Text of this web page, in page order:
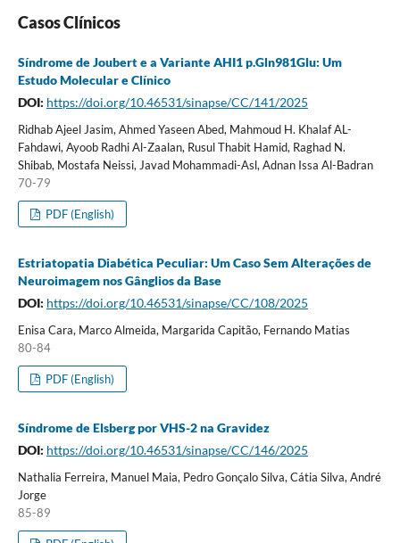
Casos Clínicos
Síndrome de Joubert e a Variante AHI1 p.Gln981Glu: Um
Estudo Molecular e Clínico
DOI: https://doi.org/10.46531/sinapse/CC/141/2025
Ridhab Ajeel Jasim, Ahmed Yaseen Abed, Mahmoud H. Khalaf AL-
Fahdawi, Ayoob Radhi Al-Zaalan, Rusul Thabit Hamid, Raghad N.
Shibab, Mostafa Neissi, Javad Mohammadi-Asl, Adnan Issa Al-Badran
70-79
PDF (English)
Estriatopatia Diabética Peculiar: Um Caso Sem Alterações de
Neuroimagem nos Gânglios da Base
DOI: https://doi.org/10.46531/sinapse/CC/108/2025
Enisa Cara, Marco Almeida, Margarida Capitão, Fernando Matias
80-84
PDF (English)
Síndrome de Elsberg por VHS-2 na Gravidez
DOI: https://doi.org/10.46531/sinapse/CC/146/2025
Nathalia Ferreira, Manuel Maia, Pedro Gonçalo Silva, Cátia Silva, André
Jorge
85-89